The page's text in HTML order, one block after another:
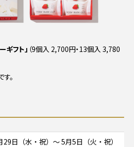
ギフト」 （9個入 2,700円・13個入 3,780
。
29日（水・祝）〜 5月5日（火・祝）